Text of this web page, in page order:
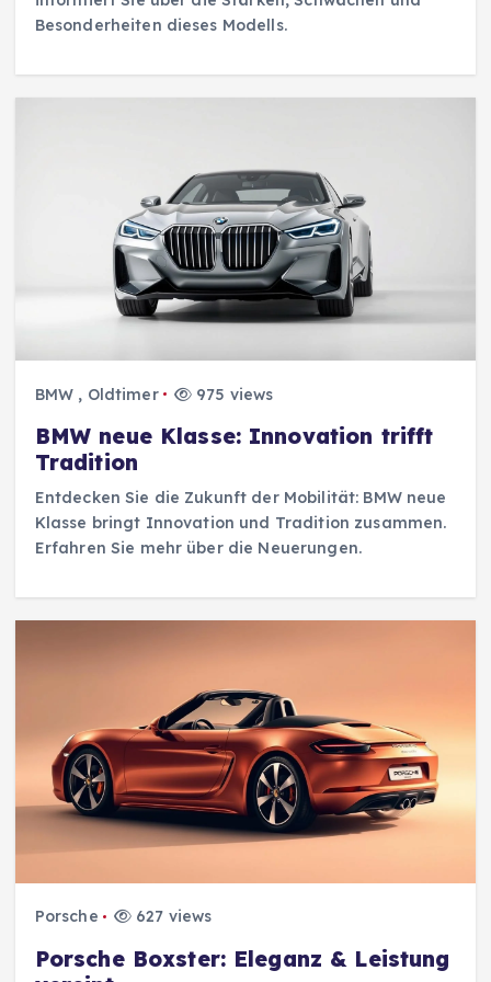
Besonderheiten dieses Modells.
BMW , Oldtimer 975 views
BMW neue Klasse: Innovation trifft
Tradition
Entdecken Sie die Zukunft der Mobilität: BMW neue
Klasse bringt Innovation und Tradition zusammen.
Erfahren Sie mehr über die Neuerungen.
Porsche 627 views
Porsche Boxster: Eleganz & Leistung